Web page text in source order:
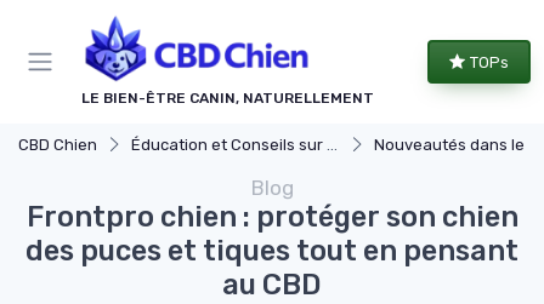
LE BIEN-ÊTRE CANIN, NATURELLEMENT
TOPs
CBD Chien Éducation et Conseils sur le CBD pour Chiens Nouveautés dans le monde du CBD pour
Blog
Frontpro chien : protéger son chien
des puces et tiques tout en pensant
au CBD
Panneau de gestion des cookies